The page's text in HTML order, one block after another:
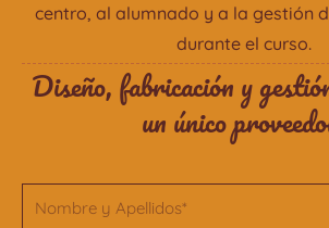
centro, al alumnado y a la gestión
durante el curso.
Diseño, fabricación y
un único
Nombre